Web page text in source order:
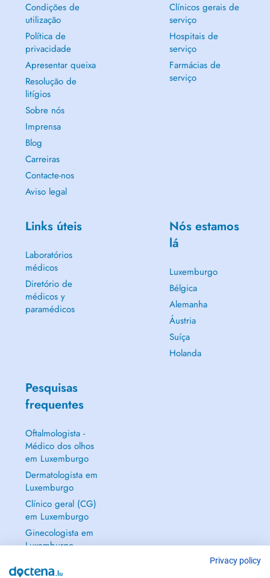
Condições de
utilização
Política de
privacidade
Apresentar queixa
Resolução de
litígios
Sobre nós
Imprensa
Blog
Carreiras
Contacte-nos
Aviso legal
Clínicos gerais de
serviço
Hospitais de
serviço
Farmácias de
serviço
Links úteis
Laboratórios
médicos
Diretório de
médicos y
paramédicos
Nós estamos
lá
Luxemburgo
Bélgica
Alemanha
Áustria
Suíça
Holanda
Pesquisas
frequentes
Oftalmologista -
Médico dos olhos
em Luxemburgo
Dermatologista em
Luxemburgo
Clínico geral (CG)
em Luxemburgo
Ginecologista em
Luxemburgo
Privacy policy